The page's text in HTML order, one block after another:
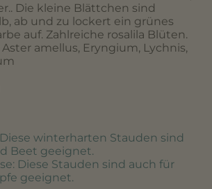
Die kleine Blättchen sind
ab und zu lockert ein grünes
auf. Zahlreiche rosalila Blüten.
amellus, Eryngium, Lychnis,
winterharten Stauden sind
Beet geeignet.
: Diese Stauden sind auch für
geeignet.